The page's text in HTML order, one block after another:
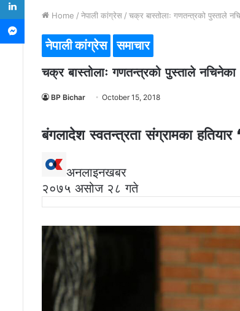
Home / नेपाली कांग्रेस / चक्र बास्तोलाः गणतन्त्रको पुस्ताले
नेपाली कांग्रेस समाचार
चक्र बास्तोलाः गणतन्त्रको पुस्ताले नचिनेका
BP Bichar October 15, 2018
बंगलादेश स्वतन्त्रता संग्रामका हतियार
अनलाइनखबर
२०७५ असोज २८ गते
Messenger